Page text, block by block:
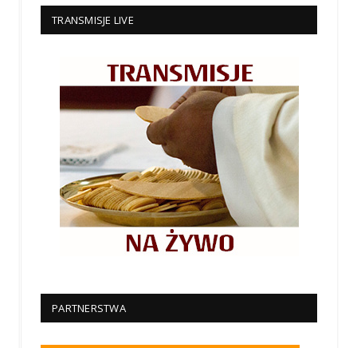
TRANSMISJE LIVE
PARTNERSTWA